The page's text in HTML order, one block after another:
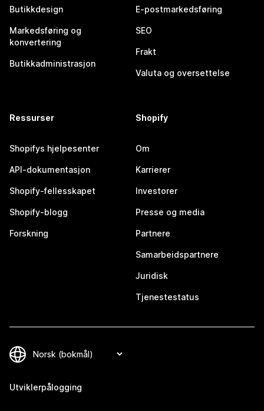
Butikkdesign
Markedsføring og
konvertering
Butikkadministrasjon
E-postmarkedsføring
SEO
Frakt
Valuta og oversettelse
Ressurser
Shopifys hjelpesenter
API-dokumentasjon
Shopify-fellesskapet
Shopify-blogg
Forskning
Shopify
Om
Karrierer
Investorer
Presse og media
Partnere
Samarbeidspartnere
Juridisk
Tjenestestatus
Utviklerpålogging